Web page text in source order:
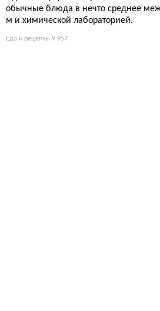
обычные блюда в нечто среднее
м и химической лабораторией.
Еда и рецепты 9 957